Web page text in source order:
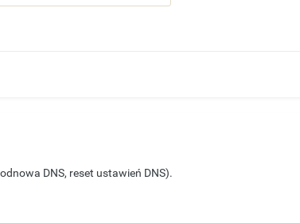
DNS, reset ustawień DNS).